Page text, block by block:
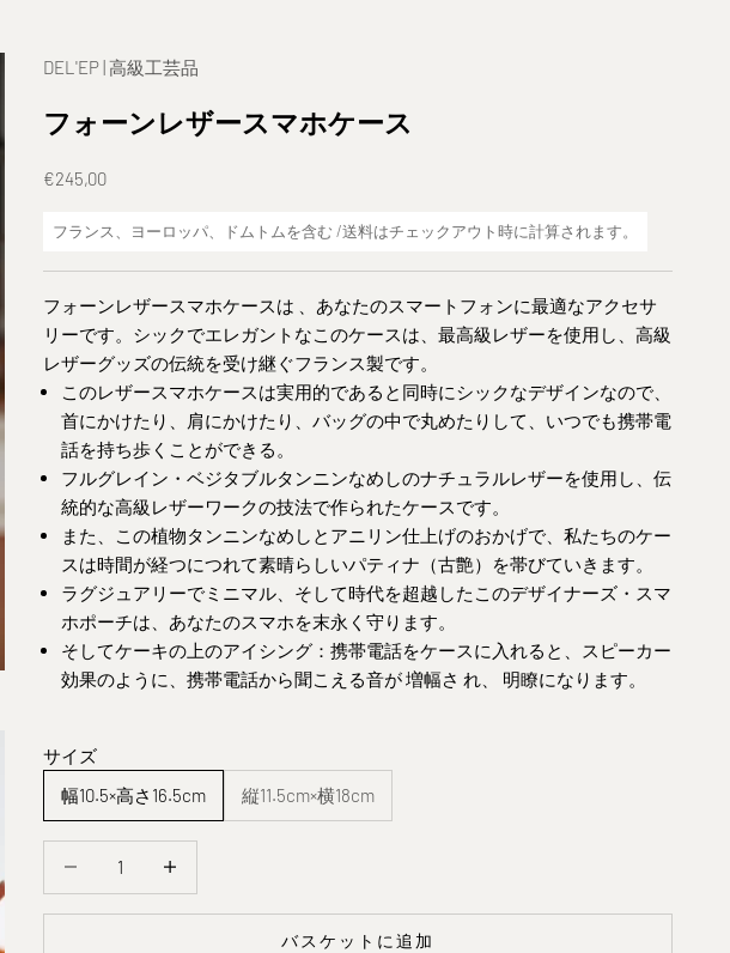
DEL'EP | 高級工芸品
フォーンレザースマホケース
Prix de vente
€245,00
フランス、ヨーロッパ、ドムトムを含む /送料はチェックアウト時に計算されます。
フォーンレザースマホケースは
、あなたのスマートフォンに最適なアクセサ
リーです。シックでエレガントなこのケースは、最高級レザーを使用し、高級
レザーグッズの伝統を受け継ぐフランス製です。
このレザースマホケースは実用的であると同時にシックなデザインなので、
首にかけたり、肩にかけたり、バッグの中で丸めたりして、 いつでも携帯電
話を持ち歩くことができる。
フルグレイン・ベジタブルタンニンなめしのナチュラルレザーを使用し、伝
統的な高級レザーワークの技法で作られたケースです。
また、この植物タンニンなめしとアニリン仕上げのおかげで、私たちのケー
スは時間が経つにつれて素晴らしいパティナ（古艶）を帯びていきます。
ラグジュアリーでミニマル、そして時代を超越したこのデザイナーズ・スマ
ホポーチは 、あなたのスマホを末永く守ります。
そしてケーキの上のアイシング：携帯電話をケースに入れると、スピーカー
効果のように、携帯電話から聞こえる音が増幅さ れ、 明瞭になります。
サイズ
幅10.5×高さ16.5cm
縦11.5cm×横18cm
バスケットに追加